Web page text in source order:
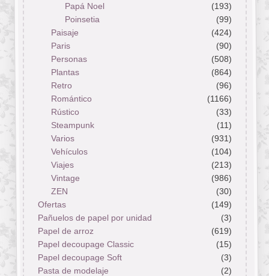
Papá Noel
(193)
Poinsetia
(99)
Paisaje
(424)
Paris
(90)
Personas
(508)
Plantas
(864)
Retro
(96)
Romántico
(1166)
Rústico
(33)
Steampunk
(11)
Varios
(931)
Vehículos
(104)
Viajes
(213)
Vintage
(986)
ZEN
(30)
Ofertas
(149)
Pañuelos de papel por unidad
(3)
Papel de arroz
(619)
Papel decoupage Classic
(15)
Papel decoupage Soft
(3)
Pasta de modelaje
(2)